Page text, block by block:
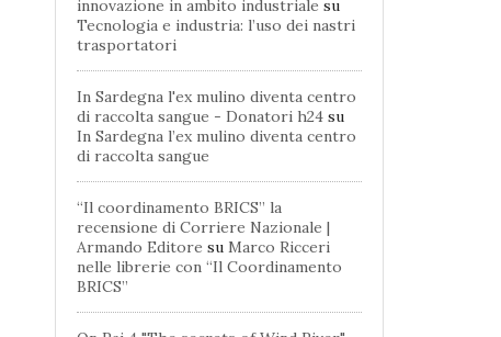
innovazione in ambito industriale su
Tecnologia e industria: l’uso dei nastri
trasportatori
In Sardegna l'ex mulino diventa centro
di raccolta sangue - Donatori h24 su
In Sardegna l’ex mulino diventa centro
di raccolta sangue
“Il coordinamento BRICS” la
recensione di Corriere Nazionale |
Armando Editore su Marco Ricceri
nelle librerie con “Il Coordinamento
BRICS”